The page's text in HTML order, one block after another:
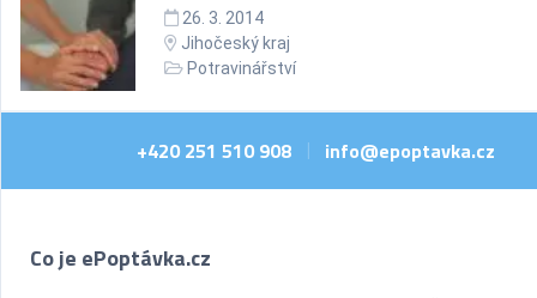
26. 3. 2014
Jihočeský kraj
Potravinářství
+420 251 510 908 | info@epoptavka.cz
Co je ePoptávka.cz